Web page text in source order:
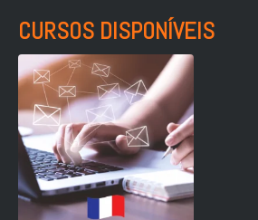
CURSOS DISPONÍVEIS